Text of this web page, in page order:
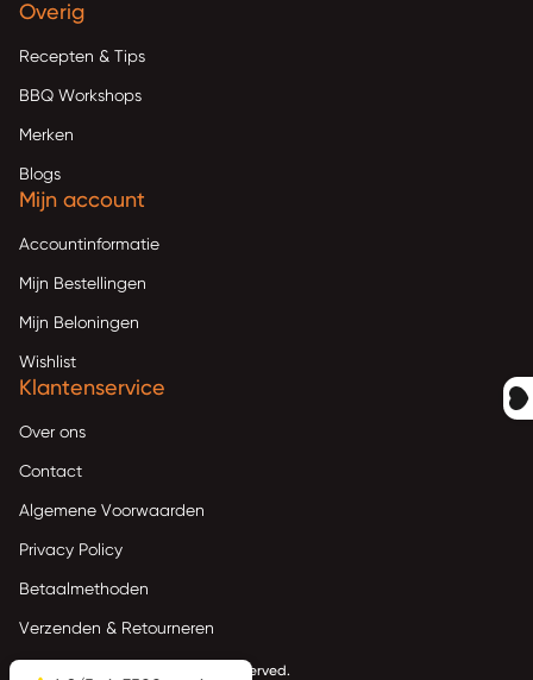
Overig
Recepten & Tips
BBQ Workshops
Merken
Blogs
Mijn account
Accountinformatie
Mijn Bestellingen
Mijn Beloningen
Wishlist
Klantenservice
Over ons
Contact
Algemene Voorwaarden
Privacy Policy
Betaalmethoden
Verzenden & Retourneren
. All rights reserved.